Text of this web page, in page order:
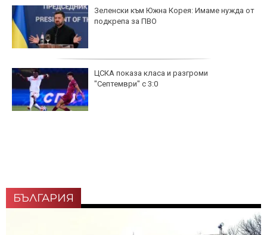
Зеленски към Южна Корея: Имаме нужда от
подкрепа за ПВО
ЦСКА показа класа и разгроми
"Септември" с 3:0
БЪЛГАРИЯ